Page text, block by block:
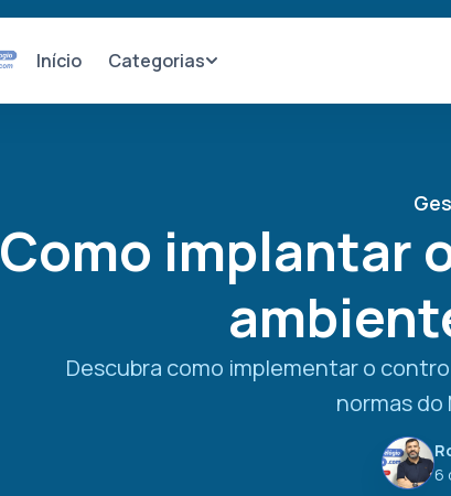
Início Categorias
Como implantar
Descubra como implementar o
normas
6